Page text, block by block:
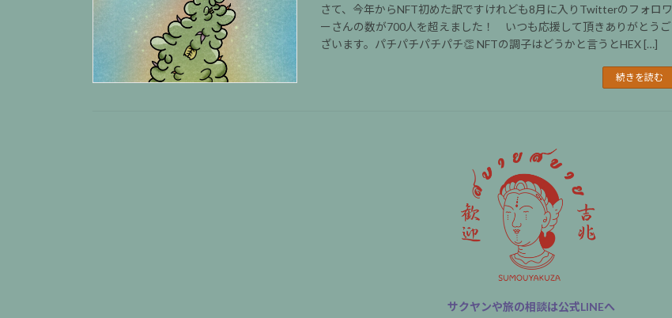
さて、今年からNFT初めた訳ですけれども8月に入りTwitterのフォロワ
ーさんの数が700人を超えました！ いつも応援して頂きありがとうご
ざいます。パチパチパチパチ👏 NFTの調子はどうかと言うとHEX […]
続きを読む
サクヤンや旅の相談は公式LINEへ